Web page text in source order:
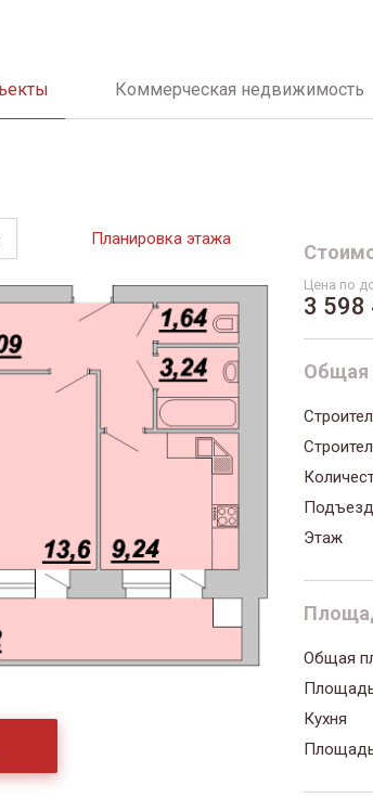
Коммерческая недвижимость
Планировка этажа
Цена по
3 598
Общая
Этаж
Общая
Кухня